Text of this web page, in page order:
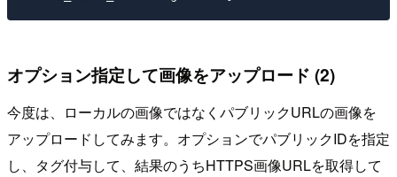
オプション指定して画像をアップロード (2)
今度は、ローカルの画像ではなくパブリックURLの画像を
アップロードしてみます。オプションでパブリックIDを指定
し、タグ付与して、結果のうちHTTPS画像URLを取得して